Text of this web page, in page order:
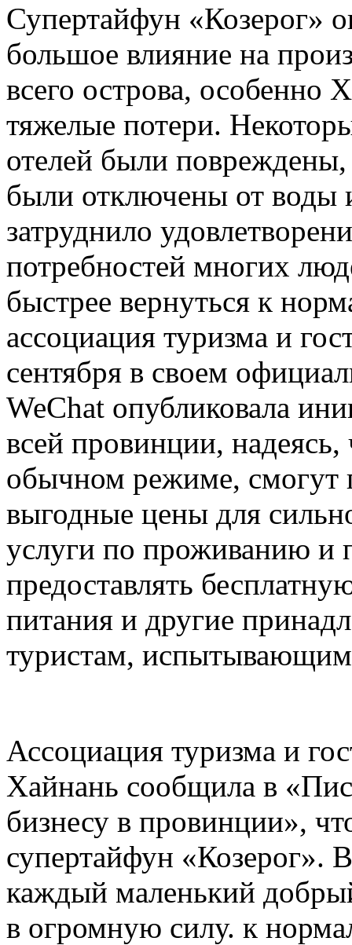
Супертайфун «Козерог»
большое влияние на
всего острова, особенно
тяжелые потери.
отелей были
были отключены от воды
затруднило
потребностей многих
быстрее вернуться к
ассоциация туризма и
сентября в своем
WeChat опубликовала
всей провинции,
обычном режиме, смогут
выгодные цены для
услуги по проживанию и
предоставлять
питания и другие
туристам,
Ассоциация туризма и
Хайнань сообщила в
бизнесу в провинции»,
супертайфун «Козерог».
каждый маленький
в огромную силу. к